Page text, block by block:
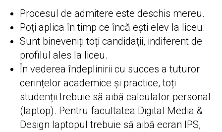
Procesul de admitere este deschis mereu.
Poți aplica în timp ce încă ești elev la liceu.
Sunt bineveniți toți candidații, indiferent de
profilul ales la liceu.
În vederea îndeplinirii cu succes a tuturor
cerințelor academice și practice, toți
studenții trebuie să aibă calculator personal
(laptop). Pentru facultatea Digital Media &
Design laptopul trebuie să aibă ecran IPS,